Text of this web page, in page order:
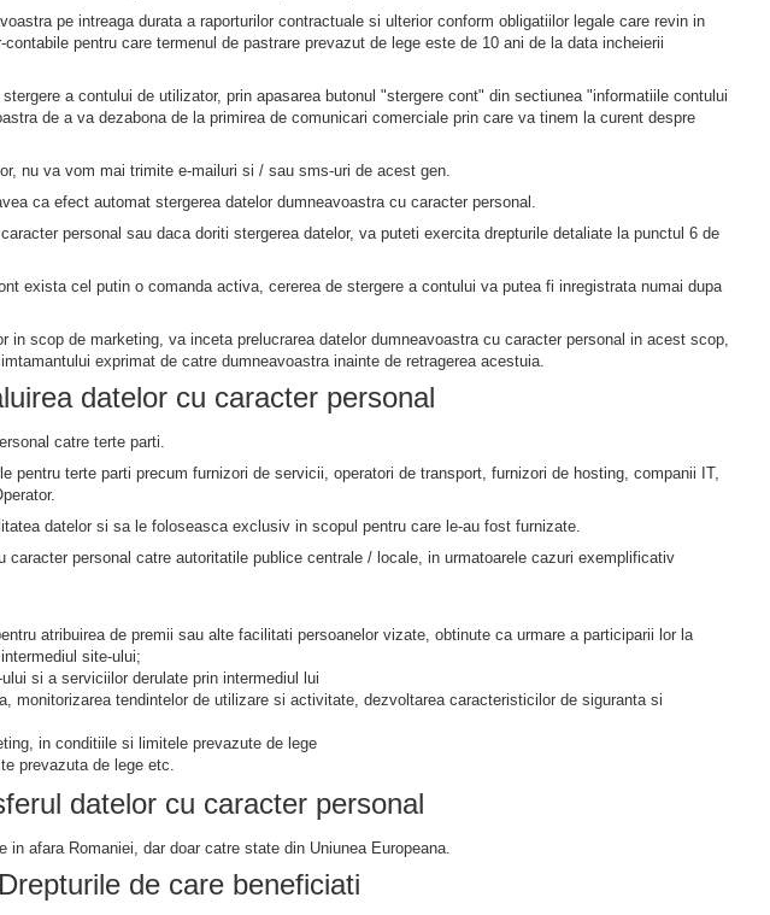
pe intreaga durata a raporturilor contractuale si ulterior conform obligatiilor legale care revin in
pentru care termenul de pastrare prevazut de lege este de 10 ani de la data incheierii
a contului de utilizator, prin apasarea butonul "stergere cont" din sectiunea "informatiile contului
de a va dezabona de la primirea de comunicari comerciale prin care va tinem la curent despre
nu va vom mai trimite e-mailuri si / sau sms-uri de acest gen.
ca efect automat stergerea datelor dumneavoastra cu caracter personal.
personal sau daca doriti stergerea datelor, va puteti exercita drepturile detaliate la punctul 6 de
exista cel putin o comanda activa, cererea de stergere a contului va putea fi inregistrata numai dupa
in scop de marketing, va inceta prelucrarea datelor dumneavoastra cu caracter personal in acest scop,
exprimat de catre dumneavoastra inainte de retragerea acestuia.
datelor cu caracter personal
catre terte parti.
pentru terte parti precum furnizori de servicii, operatori de transport, furnizori de hosting, companii IT,
datelor si sa le foloseasca exclusiv in scopul pentru care le-au fost furnizate.
caracter personal catre autoritatile publice centrale / locale, in urmatoarele cazuri exemplificativ
atribuirea de premii sau alte facilitati persoanelor vizate, obtinute ca urmare a participarii lor la
site-ului;
si a serviciilor derulate prin intermediul lui
monitorizarea tendintelor de utilizare si activitate, dezvoltarea caracteristicilor de siguranta si
in conditiile si limitele prevazute de lege
prevazuta de lege etc.
datelor cu caracter personal
afara Romaniei, dar doar catre state din Uniunea Europeana.
de care beneficiati